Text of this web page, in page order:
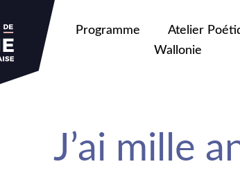
Programme
Atelier
Wallonie
J’ai mille